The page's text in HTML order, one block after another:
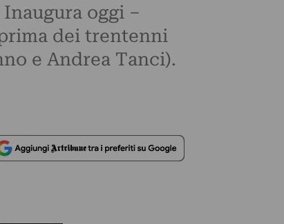
oggi –
dei trentenni
e Andrea Tanci).